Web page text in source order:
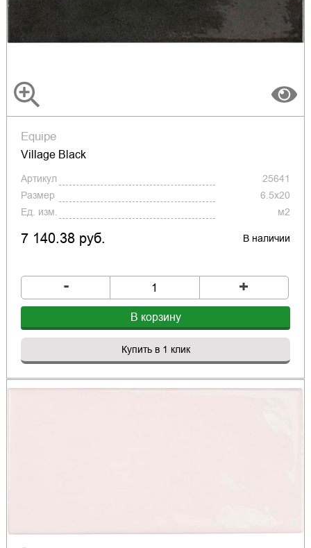
Equipe
Village Black
Артикул
25641
Размер
6.5x20
Ед. изм.
м2
7 140.38 руб. В наличии
- +
В корзину
Купить в 1 клик